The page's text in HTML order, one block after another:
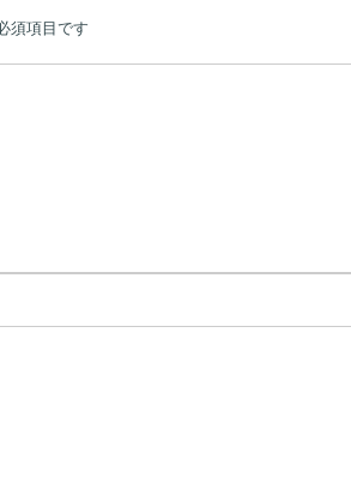
須項目です